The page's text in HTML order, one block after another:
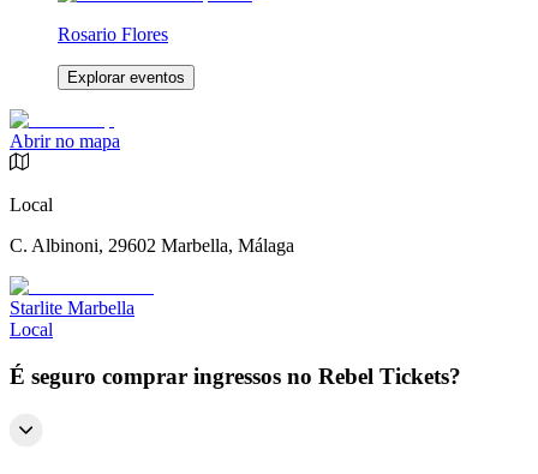
Rosario Flores
Explorar eventos
Abrir no mapa
Local
C. Albinoni, 29602 Marbella, Málaga
Starlite Marbella
Local
É seguro comprar ingressos no Rebel Tickets?